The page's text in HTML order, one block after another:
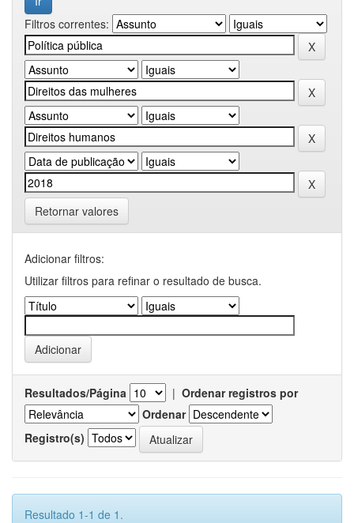
Filtros correntes:
Retornar valores
Adicionar filtros:
Utilizar filtros para refinar o resultado de busca.
Resultados/Página | Ordenar registros por
Ordenar
Registro(s)
Resultado 1-1 de 1.